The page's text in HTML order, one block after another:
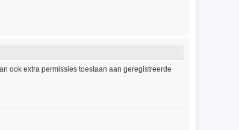
ook extra permissies toestaan aan geregistreerde